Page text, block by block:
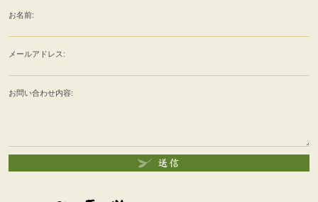
お名前:
メールアドレス:
お問い合わせ内容: